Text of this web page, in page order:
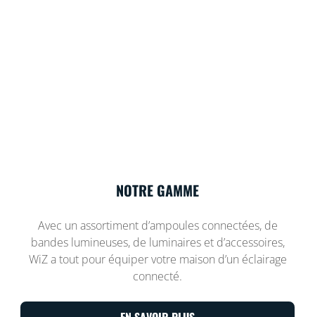
NOTRE GAMME
Avec un assortiment d’ampoules connectées, de
bandes lumineuses, de luminaires et d’accessoires,
WiZ a tout pour équiper votre maison d’un éclairage
connecté.